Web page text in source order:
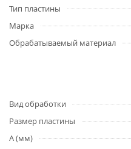
Тип пластины
Марка
Обрабатываемый материал
Вид обработки
Размер пластины
A (мм)